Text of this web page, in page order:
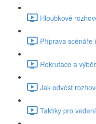
Hloubkové
Příprava scénáře
Rekrutace a
Jak odvést
Taktiky pro